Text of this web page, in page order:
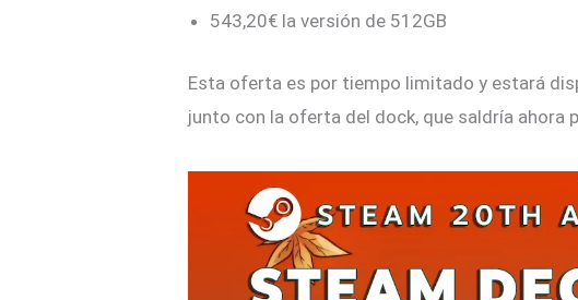
543,20€ la versión de 512GB
Esta oferta es por tiempo limitado y estará
junto con la oferta del dock, que saldría ahora